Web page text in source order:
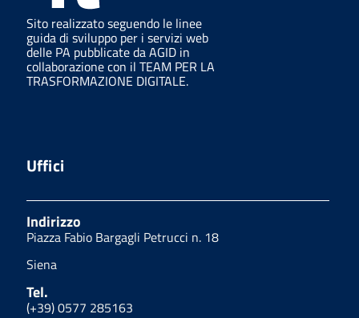
Sito realizzato seguendo le linee
guida di sviluppo per i servizi web
delle PA pubblicate da AGID in
collaborazione con il TEAM PER LA
TRASFORMAZIONE DIGITALE.
Uffici
Indirizzo
Piazza Fabio Bargagli Petrucci n. 18
Siena
Tel.
(+39) 0577 285163